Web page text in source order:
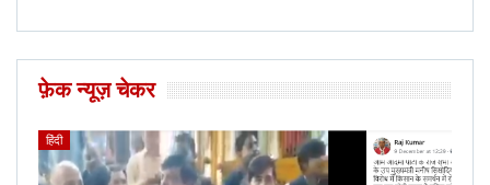
फ़ेक न्यूज़ चेकर
हिंदी